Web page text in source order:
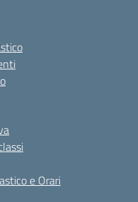
e Orari